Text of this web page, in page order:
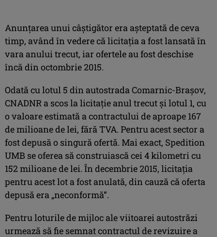
Anunţarea unui câştigător era aşteptată de ceva
timp, având în vedere că licitaţia a fost lansată în
vara anului trecut, iar ofertele au fost deschise
încă din octombrie 2015.
Odată cu lotul 5 din autostrada Comarnic-Braşov,
CNADNR a scos la licitaţie anul trecut şi lotul 1, cu
o valoare estimată a contractului de aproape 167
de milioane de lei, fără TVA. Pentru acest sector a
fost depusă o singură ofertă. Mai exact, Spedition
UMB se oferea să construiască cei 4 kilometri cu
152 milioane de lei. În decembrie 2015, licitaţia
pentru acest lot a fost anulată, din cauză că oferta
depusă era „neconformă”.
Pentru loturile de mijloc ale viitoarei autostrăzi
urmează să fie semnat contractul de revizuire a